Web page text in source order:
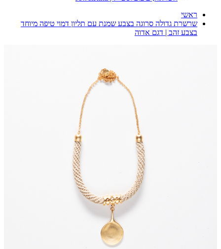
ראשי
שרשרת גדולה סרוגה בצבע שמנת עם תליון דמוי טיפה מיוחד
בצבע זהב | דגם אדוה